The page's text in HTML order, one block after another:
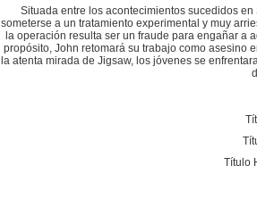
Situada entre los acontecimientos sucedidos
someterse a un tratamiento experimental y muy
la operación resulta ser un fraude para engañar a
propósito, John retomará su trabajo como asesino
la atenta mirada de Jigsaw, los jóvenes se
Título